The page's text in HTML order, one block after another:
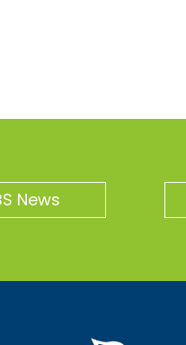
News